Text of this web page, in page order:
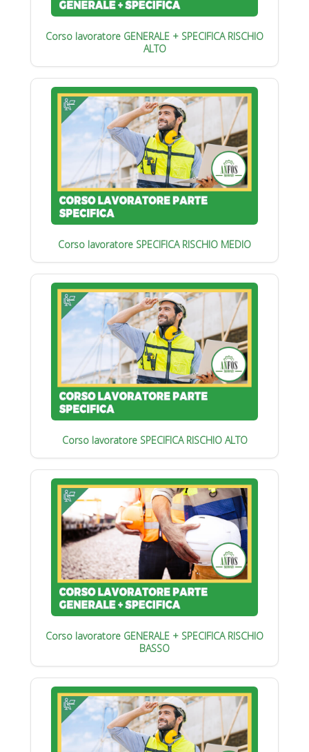
Corso lavoratore GENERALE + SPECIFICA RISCHIO
ALTO
Corso lavoratore SPECIFICA RISCHIO MEDIO
Corso lavoratore SPECIFICA RISCHIO ALTO
Corso lavoratore GENERALE + SPECIFICA RISCHIO
BASSO